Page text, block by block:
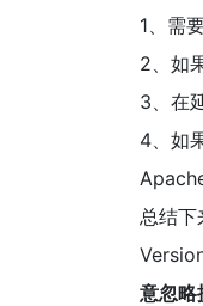
1、需
2、如
3、在
4、如
总结下
意忽略